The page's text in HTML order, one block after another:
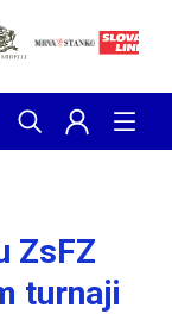
ZsFZ
turnaji